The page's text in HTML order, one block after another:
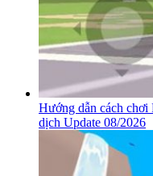
Hướng dẫn cách chơi
dịch Update 08/2026